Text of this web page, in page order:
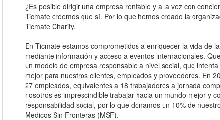
¿Es posible dirigir una empresa rentable y a la vez con
Ticmate creemos que sí. Por lo que hemos creado la
Ticmate Charity.
En Ticmate estamos comprometidos a enriquecer la vida de
mediante información y acceso a eventos internacionales.
un modelo de empresa responsable a nivel social, que
mejor para nuestros clientes, empleados y proveedores. En
27 empleados, equivalentes a 18 trabajadores a jornada
nosotros es imprescindible trabajar hacia un mundo mejor y
responsabilidad social, por lo que donamos un 10% de
Medicos Sin Fronteras (MSF).